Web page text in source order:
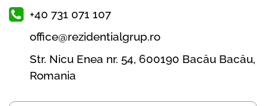
+40 731 071 107
office@rezidentialgrup.ro
Str. Nicu Enea nr. 54, 600190 Bacău Bacău,
Romania